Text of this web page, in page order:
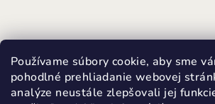
Používame súbory cookie, aby sme
pohodlné prehliadanie webovej
analýze neustále zlepšovali jej